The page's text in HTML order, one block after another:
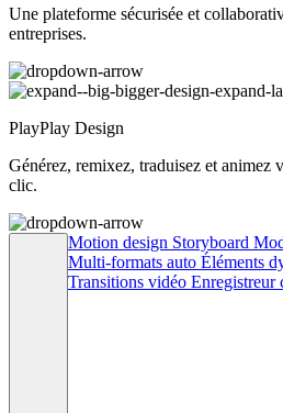
Une plateforme sécurisée et
entreprises.
PlayPlay Design
Générez, remixez, traduisez et animez
clic.
Motion design Storyboard
Multi-formats auto Éléments
Transitions vidéo Enregistreur